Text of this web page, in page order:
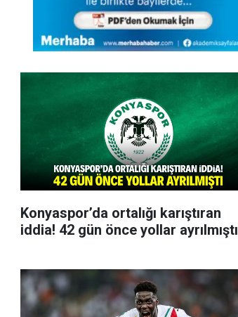
Konyaspor’da ortalığı karıştıran
iddia! 42 gün önce yollar ayrılmıştı